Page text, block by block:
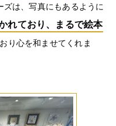
は、写真にもあるように
れており、まるで絵本
り心を和ませてくれま